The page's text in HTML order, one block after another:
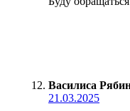
Василиса
21.03.2025